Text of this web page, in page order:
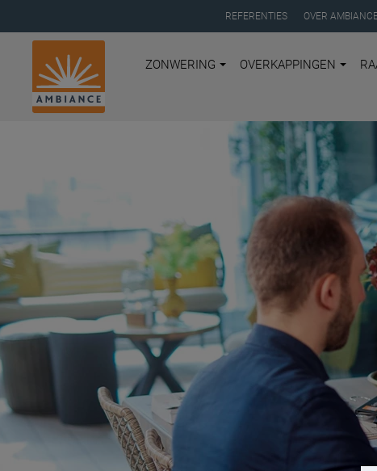
REFERENTIES OVER
ZONWERING OVERKAPPINGEN